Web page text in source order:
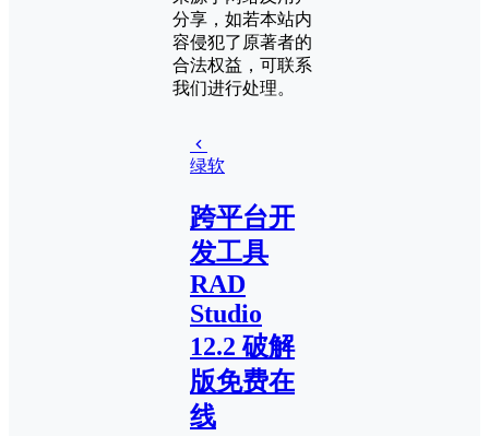
分享，如若本站内
容侵犯了原著者的
合法权益，可联系
我们进行处理。
绿软
跨平台开
发工具
RAD
Studio
12.2 破解
版免费在
线